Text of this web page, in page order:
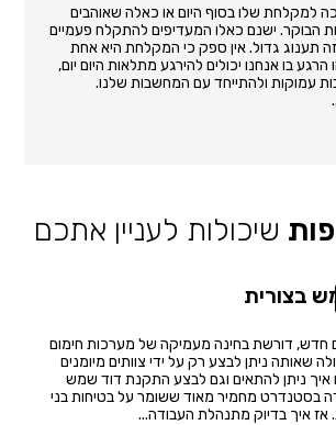
למקלחת שלו בסוף היום או כאלה שאוהבים
הבוקר. ישנם כאלו המעדיפים להתקלח פעמיים
זה תענוג גדול. אין ספק כי המקלחת היא אחת
הרגע בו אנחנו יכולים להירגע מתלאות היום יום,
עמוקות ולהתייחד עם המחשבות שלנו.
שיכולות לעניין אתכם
בצורית
חדש, דורשת בחינה מעמיקה של מערכות חימום
שאותה ניתן לבצע רק על ידי צוותים מיומנים
איך ניתן להתאים וגם לבצע התקנת דוד שמש
בסטנדרט מחמיר מאוד ששומר על בטיחות בני
אז איך בדיוק מתנהלת העבודה...